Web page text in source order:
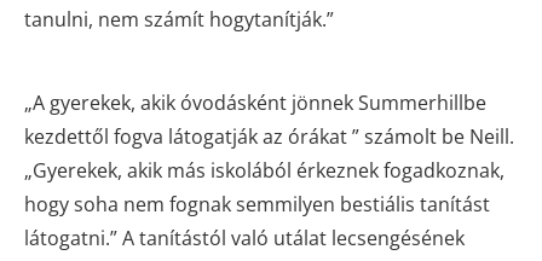
tanulni, nem számít hogytanítják.”
„A gyerekek, akik óvodásként jönnek Summerhillbe
kezdettől fogva látogatják az órákat ” számolt be Neill.
„Gyerekek, akik más iskolából érkeznek fogadkoznak,
hogy soha nem fognak semmilyen bestiális tanítást
látogatni.” A tanítástól való utálat lecsengésének